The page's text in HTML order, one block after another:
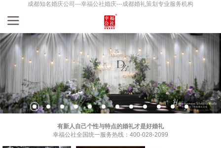
成都知名婚庆公司---幸福公社婚庆---成都婚礼策划专业服务机构
有新人自己个性与特点的婚礼才是好婚礼
幸福公社全国统一服务热线：400-028-2099